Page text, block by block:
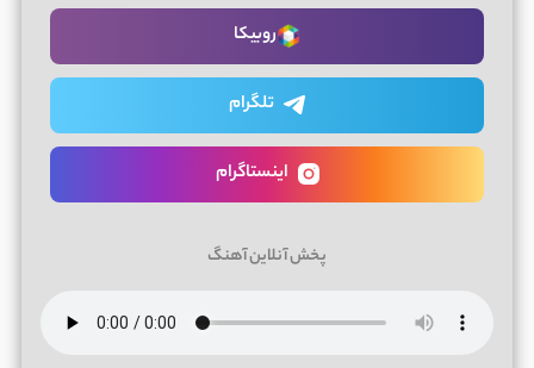
روبیکا
تلگرام
اینستاگرام
پخش آنلاین آهنگ